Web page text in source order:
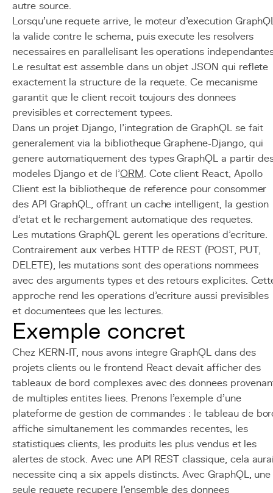
autre source.
Lorsqu'une requete arrive, le moteur d'execution
la valide contre le schema, puis execute les resolvers
necessaires en parallelisant les operations
Le resultat est assemble dans un objet JSON qui reflete
exactement la structure de la requete. Ce mecanisme
garantit que le client recoit toujours des donnees
previsibles et correctement typees.
Dans un projet Django, l'integration de GraphQL se fait
generalement via la bibliotheque Graphene-Django, qui
genere automatiquement des types GraphQL a partir
modeles Django et de l'ORM. Cote client React, Apollo
Client est la bibliotheque de reference pour consommer
des API GraphQL, offrant un cache intelligent, la gestion
d'etat et le rechargement automatique des requetes.
Les mutations GraphQL gerent les operations d'ecriture.
Contrairement aux verbes HTTP de REST (POST, PUT,
DELETE), les mutations sont des operations nommees
avec des arguments types et des retours explicites.
approche rend les operations d'ecriture aussi previsibles
et documentees que les lectures.
Exemple concret
Chez KERN-IT, nous avons integre GraphQL dans des
projets clients ou le frontend React devait afficher des
tableaux de bord complexes avec des donnees
de multiples entites liees. Prenons l'exemple d'une
plateforme de gestion de commandes : le tableau de
affiche simultanement les commandes recentes, les
statistiques clients, les produits les plus vendus et les
alertes de stock. Avec une API REST classique, cela
necessite cinq a six appels distincts. Avec GraphQL, une
seule requete recupere l'ensemble des donnees